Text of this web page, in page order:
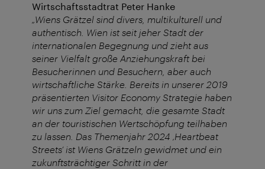
Wirtschaftsstadtrat Peter Hanke
„Wiens Grätzel sind divers, multikulturell und
authentisch. Wien ist seit jeher Stadt der
internationalen Begegnung und zieht aus
seiner Vielfalt große Anziehungskraft bei
Besucherinnen und Besuchern, aber auch
wirtschaftliche Stärke. Bereits in unserer 2019
präsentierten Visitor Economy Strategie haben
wir uns zum Ziel gemacht, die gesamte Stadt
an der touristischen Wertschöpfung teilhaben
zu lassen. Das Themenjahr 2024 ‚Heartbeat
Streets‘ ist Wiens Grätzeln gewidmet und ein
zukunftsträchtiger Schritt in der